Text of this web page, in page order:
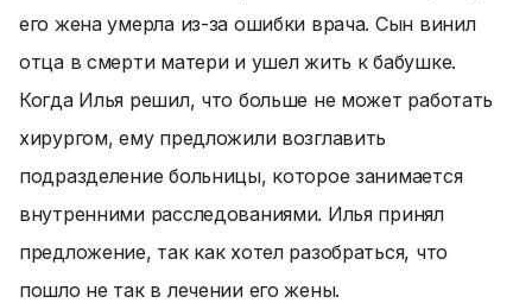
его жена умерла из-за ошибки врача. Сын винил
отца в смерти матери и ушел жить к бабушке.
Когда Илья решил, что больше не может работать
хирургом, ему предложили возглавить
подразделение больницы, которое занимается
внутренними расследованиями. Илья принял
предложение, так как хотел разобраться, что
пошло не так в лечении его жены.